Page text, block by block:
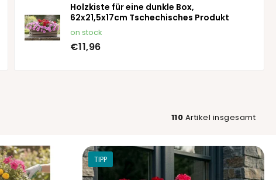
Holzkiste für eine dunkle Box,
62x21,5x17cm Tschechisches Produkt
on stock
€11,96
110 Artikel insgesamt
TIPP